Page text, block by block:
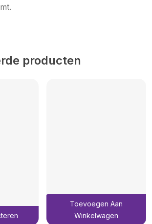
producten
Toevoegen Aan
Winkelwagen